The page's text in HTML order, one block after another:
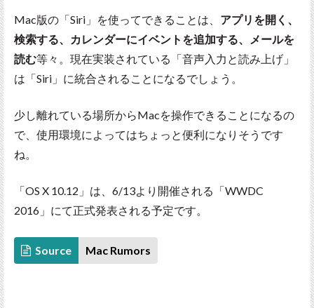
Mac版の「Siri」を使ってできることは、 アプリを開く、
検索する、カレンダーにイベントを追加する、メールを
読む等々。現在実装されている「音声入力と読み上げ」
は「Siri」に統合されることになるでしょう。
少し離れている場所からMacを操作できることになるの
で、使用環境によってはちょっと便利になりそうです
ね。
「OS X 10.12」は、6/13より開催される「WWDC
2016」にて正式発表される予定です。
Source Mac Rumors